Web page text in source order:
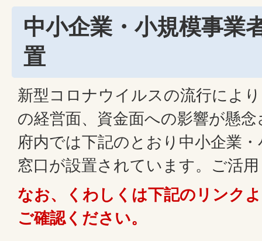
中小企業・小規模事業
置
新型コロナウイルスの流行によ
の経営面、資金面への影響が懸
府内では下記のとおり中小企業
窓口が設置されています。ご活
なお、くわしくは下記のリンク
ご確認ください。